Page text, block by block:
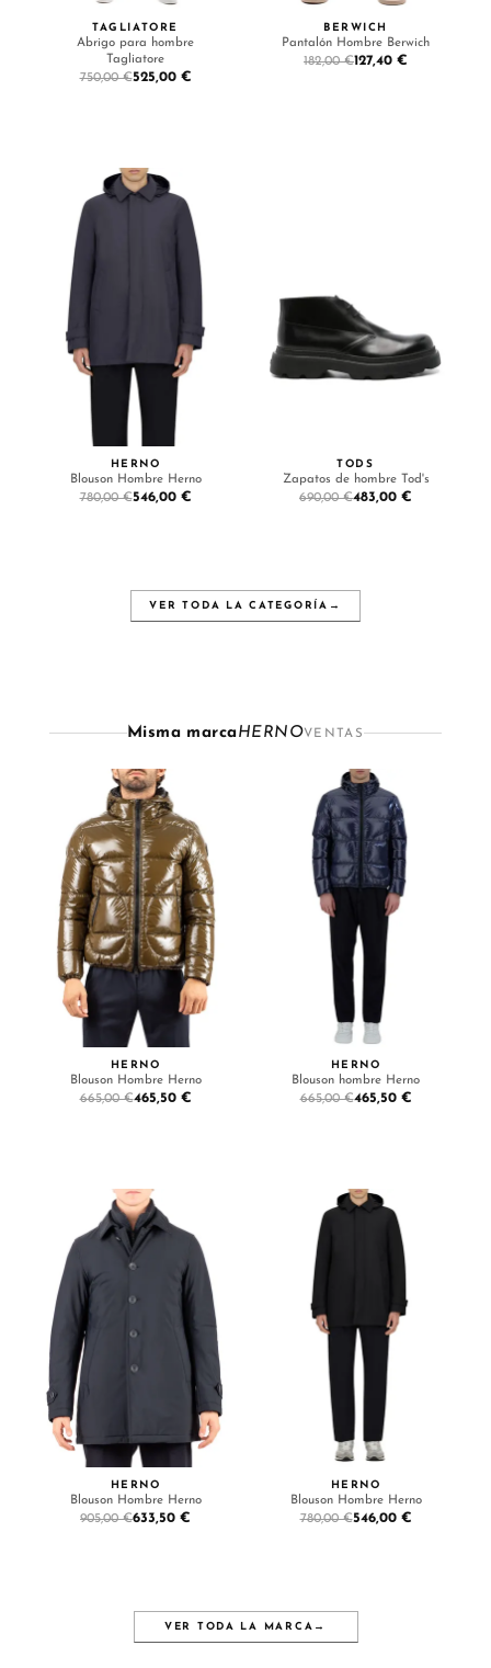
TAGLIATORE
Abrigo para hombre
Tagliatore
750,00 €525,00 €
BERWICH
Pantalón Hombre Berwich
182,00 €127,40 €
HERNO
Blouson Hombre Herno
780,00 €546,00 €
TODS
Zapatos de hombre Tod's
690,00 €483,00 €
VER TODA LA CATEGORÍA →
Misma marcaHERNOVENTAS
HERNO
Blouson Hombre Herno
665,00 €465,50 €
HERNO
Blouson hombre Herno
665,00 €465,50 €
HERNO
Blouson Hombre Herno
905,00 €633,50 €
HERNO
Blouson Hombre Herno
780,00 €546,00 €
VER TODA LA MARCA →